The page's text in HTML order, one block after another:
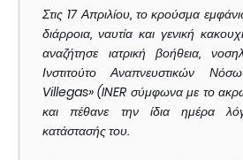
Στις 17 Απριλίου, το κρούσμα
διάρροια, ναυτία και γενική
αναζήτησε ιατρική βοήθεια,
Ινστιτούτο Αναπνευστικών
Villegas» (INER σύμφωνα με το
και πέθανε την ίδια ημέρα
κατάστασής του.